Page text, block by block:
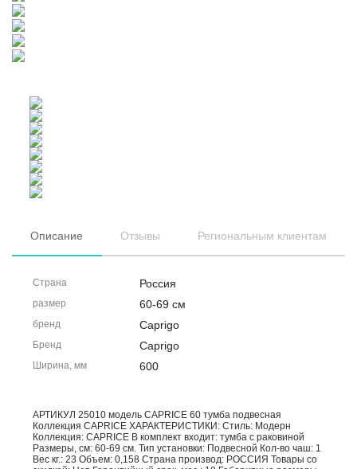
Описание Отзывы Региональным клиентам
Страна Россия
размер 60-69 см
бренд Caprigo
Бренд Caprigo
Ширина, мм 600
АРТИКУЛ 25010 модель CAPRICE 60 тумба подвесная
Коллекция CAPRICE ХАРАКТЕРИСТИКИ: Стиль: Модерн
Коллекция: CAPRICE В комплект входит: тумба с раковиной
Размеры, см: 60-69 см. Тип установки: Подвесной Кол-во чаш: 1
Вес кг.: 23 Объем: 0,158 Страна производ: РОССИЯ Товары со